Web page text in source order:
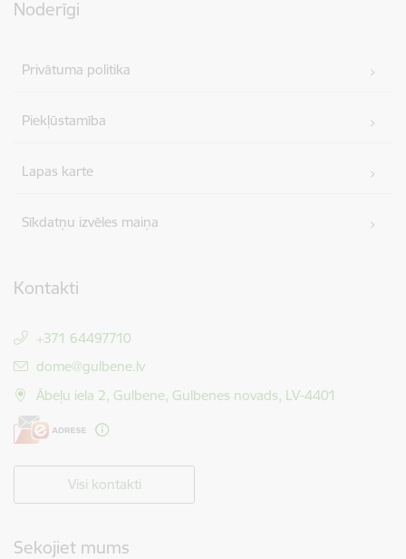
Noderīgi
Privātuma politika
Piekļūstamība
Lapas karte
Sīkdatņu izvēles maiņa
Kontakti
+371 64497710
E-pasts:
dome@gulbene.lv
Ābeļu iela 2, Gulbene, Gulbenes novads, LV-4401
Visi kontakti
Sekojiet mums